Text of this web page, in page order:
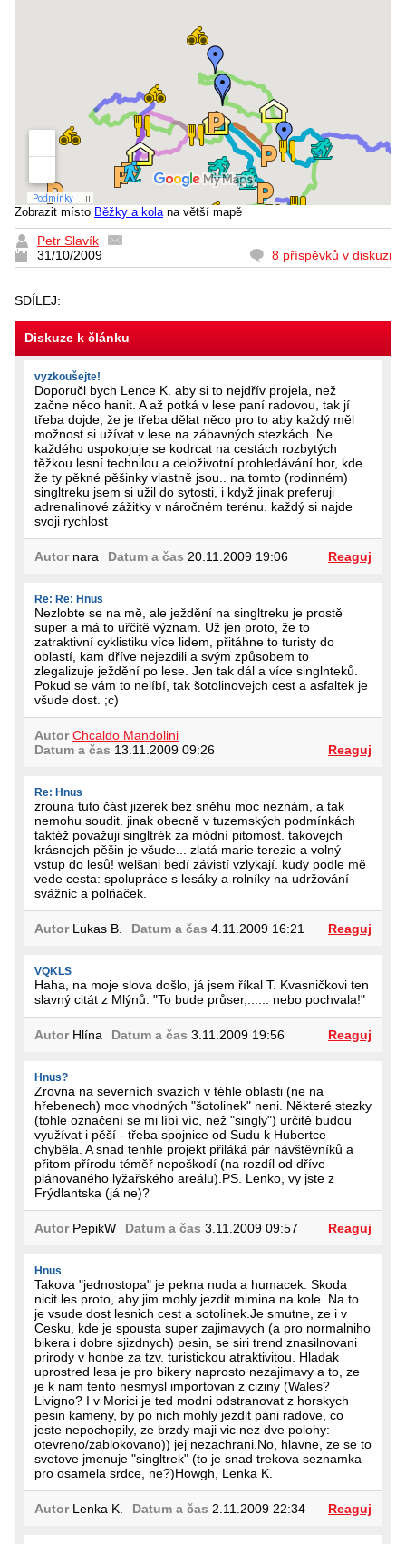
Zobrazit místo Běžky a kolana větší mapě
Petr Slavík
31/10/2009
8 příspěvků v diskuzi
SDÍLEJ:
Diskuze k článku
vyzkoušejte!
Doporučl bych Lence K. aby si to nejdřív projela, než
začne něco hanit. A až potká v lese paní radovou, tak jí
třeba dojde, že je třeba dělat něco pro to aby každý měl
možnost si užívat v lese na zábavných stezkách. Ne
každého uspokojuje se kodrcat na cestách rozbytých
těžkou lesní technilou a celoživotní prohledávání hor, kde
že ty pěkné pěšinky vlastně jsou.. na tomto (rodinném)
singltreku jsem si užil do sytosti, i když jinak preferuji
adrenalinové zážitky v náročném terénu. každý si najde
svoji rychlost
Autornara Datum a čas 20.11.2009 19:06 Reaguj
Re: Re: Hnus
Nezlobte se na mě, ale ježdění na singltreku je prostě
super a má to uřčitě význam. Už jen proto, že to
zatraktivní cyklistiku více lidem, přitáhne to turisty do
oblastí, kam dříve nejezdili a svým způsobem to
zlegalizuje ježdění po lese. Jen tak dál a více singlnteků.
Pokud se vám to nelíbí, tak šotolinovejch cest a asfaltek je
všude dost. ;c)
Autor Chcaldo Mandolini
Datum a čas 13.11.2009 09:26 Reaguj
Re: Hnus
zrouna tuto část jizerek bez sněhu moc neznám, a tak
nemohu soudit. jinak obecně v tuzemských podmínkách
taktéž považuji singltrék za módní pitomost. takovejch
krásnejch pěšin je všude... zlatá marie terezie a volný
vstup do lesů! welšani bedí závistí vzlykají. kudy podle mě
vede cesta: spolupráce s lesáky a rolníky na udržování
svážnic a polňaček.
AutorLukas B. Datum a čas 4.11.2009 16:21 Reaguj
VQKLS
Haha, na moje slova došlo, já jsem říkal T. Kvasničkovi ten
slavný citát z Mlýnů: "To bude průser,...... nebo pochvala!"
AutorHlína Datum a čas 3.11.2009 19:56 Reaguj
Hnus?
Zrovna na severních svazích v téhle oblasti (ne na
hřebenech) moc vhodných "šotolinek" neni. Některé stezky
(tohle označení se mi líbí víc, než "singly") určitě budou
využívat i pěší - třeba spojnice od Sudu k Hubertce
chyběla. A snad tenhle projekt přiláká pár návštěvníků a
přitom přírodu téměř nepoškodí (na rozdíl od dříve
plánovaného lyžařského areálu).PS. Lenko, vy jste z
Frýdlantska (já ne)?
AutorPepikW Datum a čas 3.11.2009 09:57 Reaguj
Hnus
Takova "jednostopa" je pekna nuda a humacek. Skoda
nicit les proto, aby jim mohly jezdit mimina na kole. Na to
je vsude dost lesnich cest a sotolinek.Je smutne, ze i v
Cesku, kde je spousta super zajimavych (a pro normalniho
bikera i dobre sjizdnych) pesin, se siri trend znasilnovani
prirody v honbe za tzv. turistickou atraktivitou. Hladak
uprostred lesa je pro bikery naprosto nezajimavy a to, ze
je k nam tento nesmysl importovan z ciziny (Wales?
Livigno? I v Morici je ted modni odstranovat z horskych
pesin kameny, by po nich mohly jezdit pani radove, co
jeste nepochopily, ze brzdy maji vic nez dve polohy:
otevreno/zablokovano)) jej nezachrani.No, hlavne, ze se to
svetove jmenuje "singltrek" (to je snad trekova seznamka
pro osamela srdce, ne?)Howgh, Lenka K.
AutorLenka K. Datum a čas 2.11.2009 22:34 Reaguj